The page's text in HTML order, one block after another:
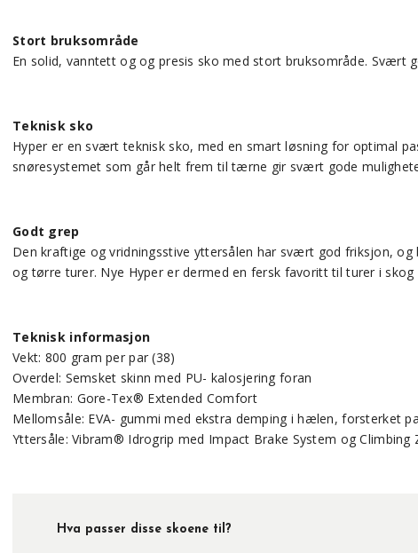
Stort bruksområde
En solid, vanntett og og presis sko med stort bruksområde.
Teknisk sko
Hyper er en svært teknisk sko, med en smart løsning for optimal
snøresystemet som går helt frem til tærne gir svært gode
Godt grep
Den kraftige og vridningsstive yttersålen har svært god friksjon,
og tørre turer. Nye Hyper er dermed en fersk favoritt til turer i
Teknisk informasjon
Vekt: 800 gram per par (38)
Overdel: Semsket skinn med PU- kalosjering foran
Membran: Gore-Tex® Extended Comfort
Mellomsåle: EVA- gummi med ekstra demping i hælen, forsterket
Yttersåle: Vibram® Idrogrip med Impact Brake System og Climbing
Hva passer disse skoene til?